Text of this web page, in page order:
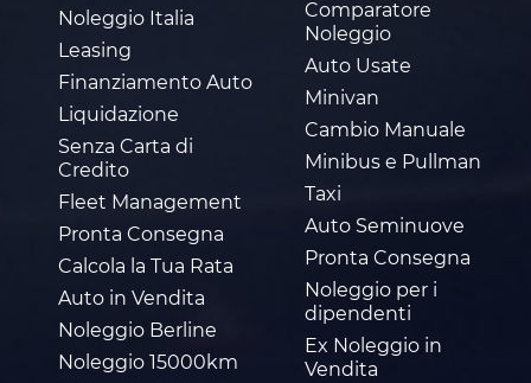
Noleggio Italia
Leasing
Finanziamento Auto
Liquidazione
Senza Carta di
Credito
Fleet Management
Pronta Consegna
Calcola la Tua Rata
Auto in Vendita
Noleggio Berline
Noleggio 15000km
Comparatore
Noleggio
Auto Usate
Minivan
Cambio Manuale
Minibus e Pullman
Taxi
Auto Seminuove
Pronta Consegna
Noleggio per i
dipendenti
Ex Noleggio in
Vendita